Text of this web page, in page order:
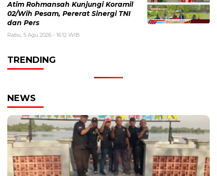
Atim Rohmansah Kunjungi Koramil
02/Wih Pesam, Pererat Sinergi TNI
dan Pers
Rabu, 5 Agu 2026 - 16:12 WIB
TRENDING
NEWS